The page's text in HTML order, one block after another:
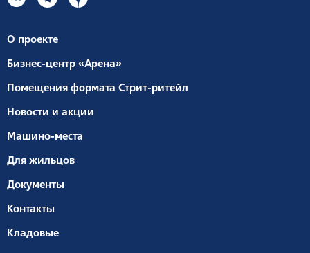
О проекте
Бизнес-центр «Арена»
Помещения формата Стрит-ритейл
Новости и акции
Машино-места
Для жильцов
Документы
Контакты
Кладовые